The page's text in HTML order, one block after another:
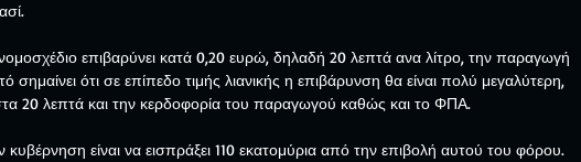
επιβαρύνει κατά 0,20 ευρώ, δηλαδή 20 λεπτά ανα λίτρο, την παραγωγή
σημαίνει ότι σε επίπεδο τιμής λιανικής η επιβάρυνση θα είναι πολύ μεγαλύτερη,
20 λεπτά και την κερδοφορία του παραγωγού καθώς και το ΦΠΑ.
κυβέρνηση είναι να εισπράξει 110 εκατομύρια από την επιβολή αυτού του φόρου.